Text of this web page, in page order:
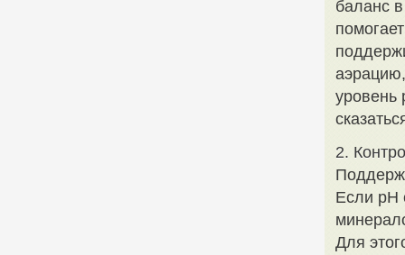
баланс
уровень
2.
Если pH
Для